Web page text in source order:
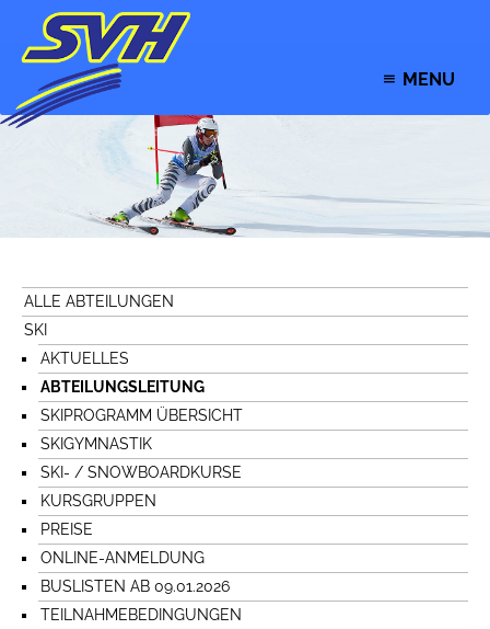
MENU
ALLE ABTEILUNGEN
SKI
AKTUELLES
ABTEILUNGSLEITUNG
SKIPROGRAMM ÜBERSICHT
SKIGYMNASTIK
SKI- / SNOWBOARDKURSE
KURSGRUPPEN
PREISE
ONLINE-ANMELDUNG
BUSLISTEN AB 09.01.2026
TEILNAHMEBEDINGUNGEN